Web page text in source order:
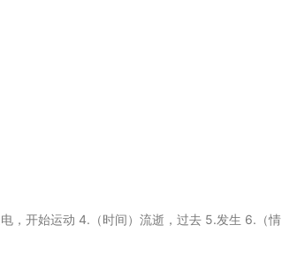
，开始运动 4.（时间）流逝，过去 5.发生 6.（情